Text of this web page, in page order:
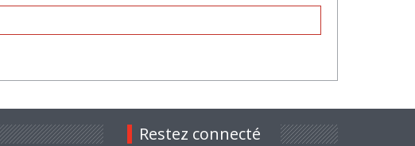
Restez connecté